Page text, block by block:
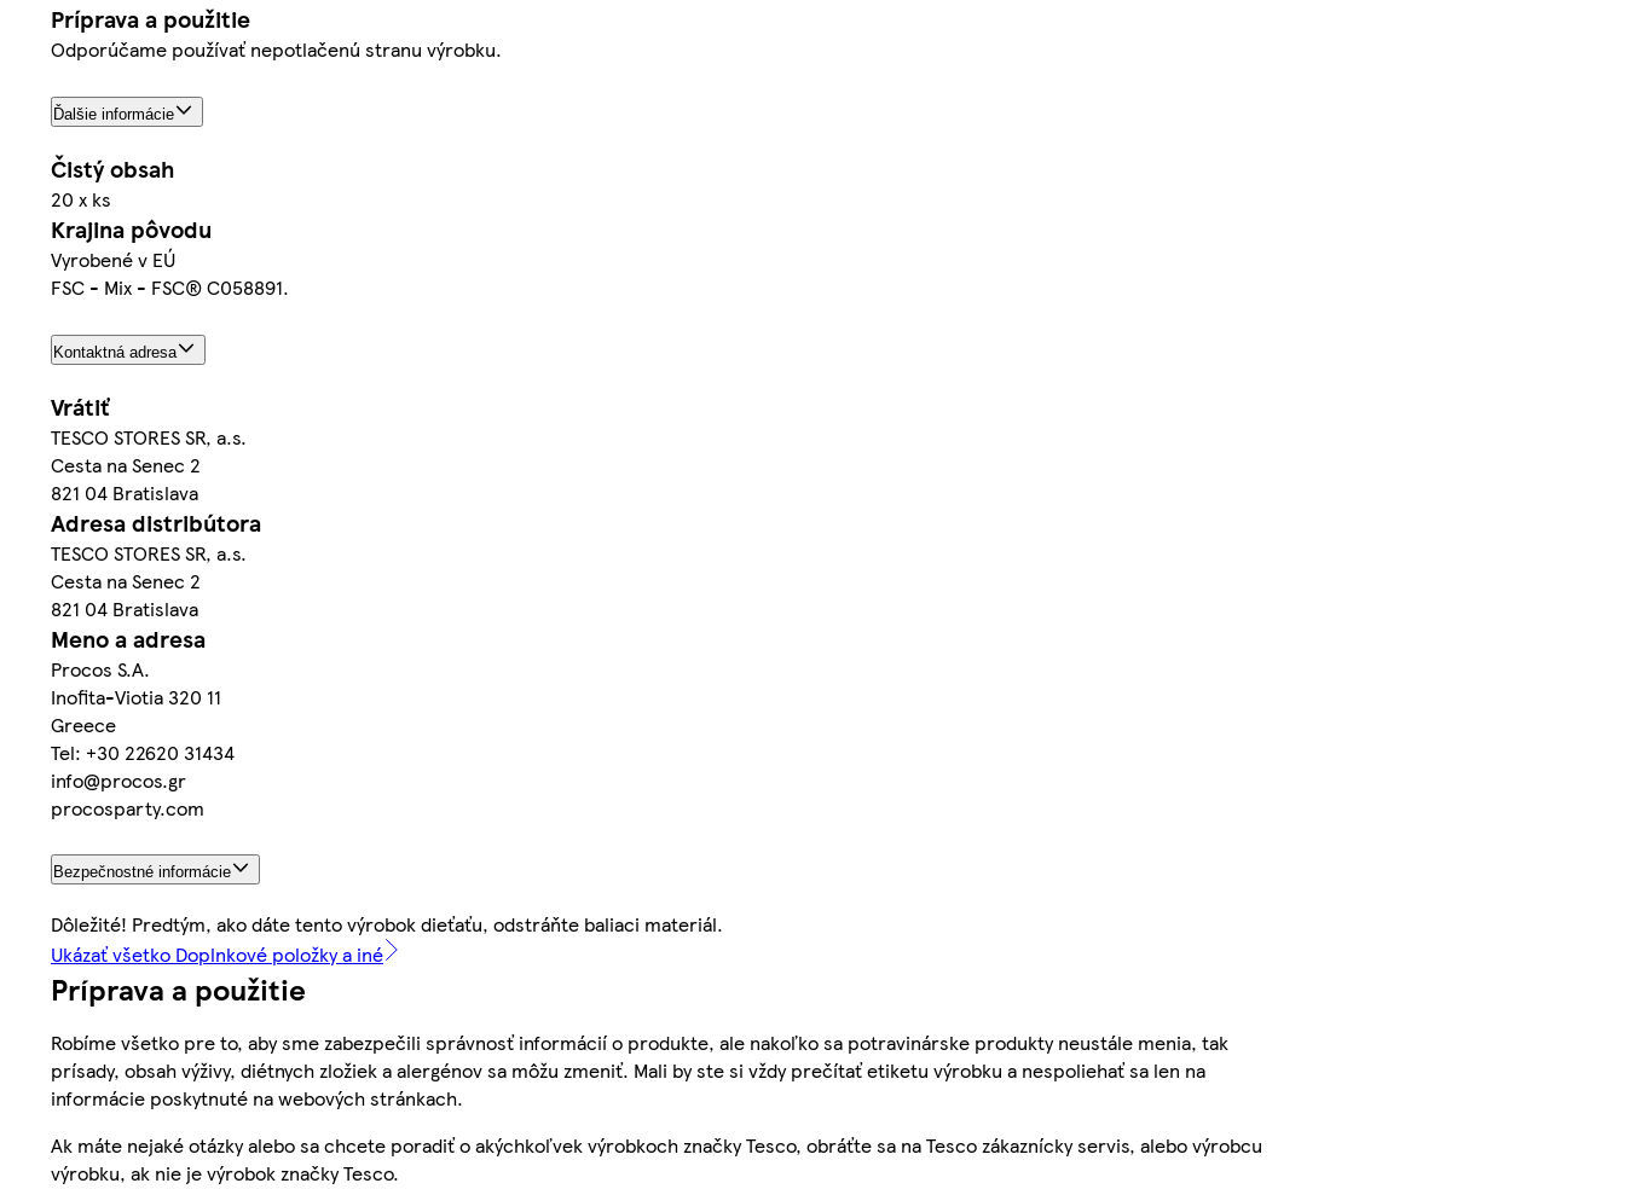
Príprava a použitie
Odporúčame používať nepotlačenú stranu výrobku.
Ďalšie informácie
Čistý obsah
20 x ks
Krajina pôvodu
Vyrobené v EÚ
FSC - Mix - FSC® C058891.
Kontaktná adresa
Vrátiť
TESCO STORES SR, a.s.
Cesta na Senec 2
821 04 Bratislava
Adresa distribútora
TESCO STORES SR, a.s.
Cesta na Senec 2
821 04 Bratislava
Meno a adresa
Procos S.A.
Inofita-Viotia 320 11
Greece
Tel: +30 22620 31434
info@procos.gr
procosparty.com
Bezpečnostné informácie
Dôležité! Predtým, ako dáte tento výrobok dieťaťu, odstráňte baliaci materiál.
Ukázať všetko Doplnkové položky a iné
Príprava a použitie
Robíme všetko pre to, aby sme zabezpečili správnosť informácií o produkte, ale nakoľko sa potravinárske produkty neustále menia, tak
prísady, obsah výživy, diétnych zložiek a alergénov sa môžu zmeniť. Mali by ste si vždy prečítať etiketu výrobku a nespoliehať sa len na
informácie poskytnuté na webových stránkach.
Ak máte nejaké otázky alebo sa chcete poradiť o akýchkoľvek výrobkoch značky Tesco, obráťte sa na Tesco zákaznícky servis, alebo výrobcu
výrobku, ak nie je výrobok značky Tesco.